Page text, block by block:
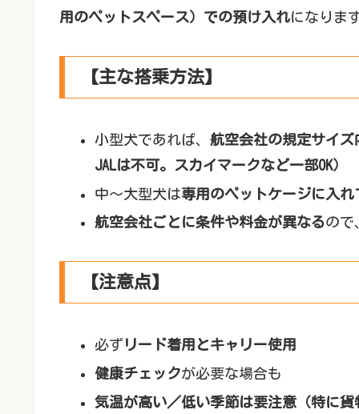
用のペットスペース）での預け入れになりま
【主な搭乗方法】
小型犬であれば、 航空会社の規定サイズ
JALは不可。スカイマークなど一部OK）
中〜大型犬は専用のペットケージに入
航空会社ごとに条件や料金が異なるので
【注意点】
必ず リード着用とキャリー使用
健康チェックが必要な場合も
気温が高い／低い季節は要注意（特に貨